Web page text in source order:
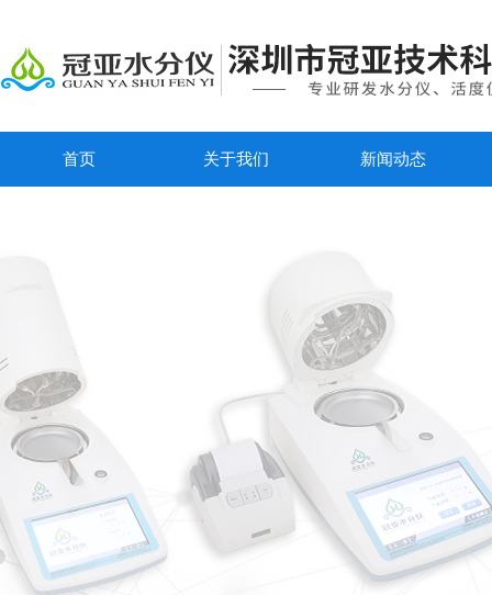
首页 关于我们 新闻动态